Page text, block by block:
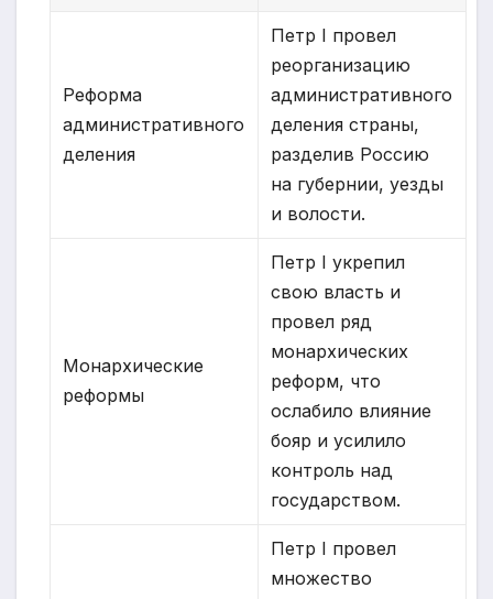
Реформа
административного
деления
Петр I провел
реорганизацию
административного
деления страны,
разделив Россию
на губернии, уезды
и волости.
Монархические
реформы
Петр I укрепил
свою власть и
провел ряд
монархических
реформ, что
ослабило влияние
бояр и усилило
контроль над
государством.
Петр I провел
множество